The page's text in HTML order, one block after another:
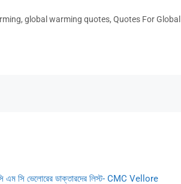
,global warming quotes,Quotes For Global
সি এম সি ভেলোরের ডাক্তারদের লিস্ট- CMC Vellore